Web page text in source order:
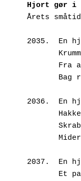
Hjort gør i
Årets
2035.  En
2036.  En
2037.  En